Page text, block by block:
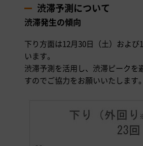
渋滞予測について
渋滞発生の傾向
下り方面は12月30日（土）およ
います。
渋滞予測を活用し、渋滞ピーク
すのでご協力をお願いいたします。